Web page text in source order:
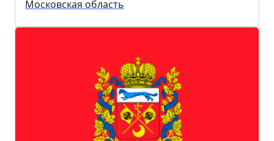
Московская область